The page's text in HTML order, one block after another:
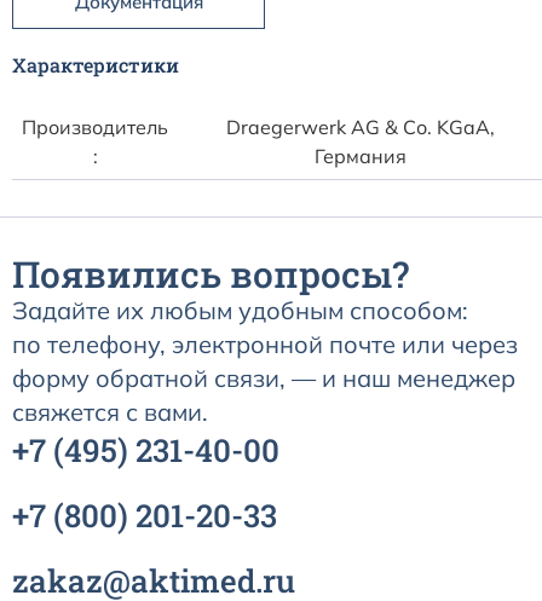
Характеристики
Производитель
:
Draegerwerk AG & Со. KGaA,
Германия
Появились вопросы?
Задайте их любым удобным способом:
по телефону, электронной почте или через
форму обратной связи, — и наш менеджер
свяжется с вами.
+7 (495) 231-40-00
+7 (800) 201-20-33
zakaz@aktimed.ru